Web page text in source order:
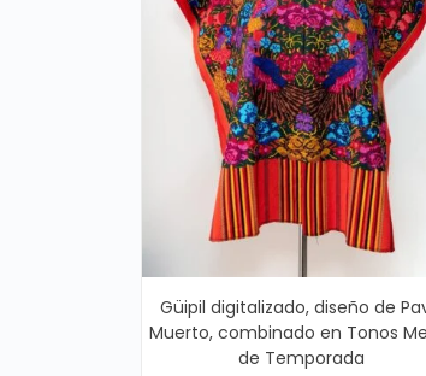
Güipil digitalizado, diseño de
Muerto, combinado en Tonos
de Temporada